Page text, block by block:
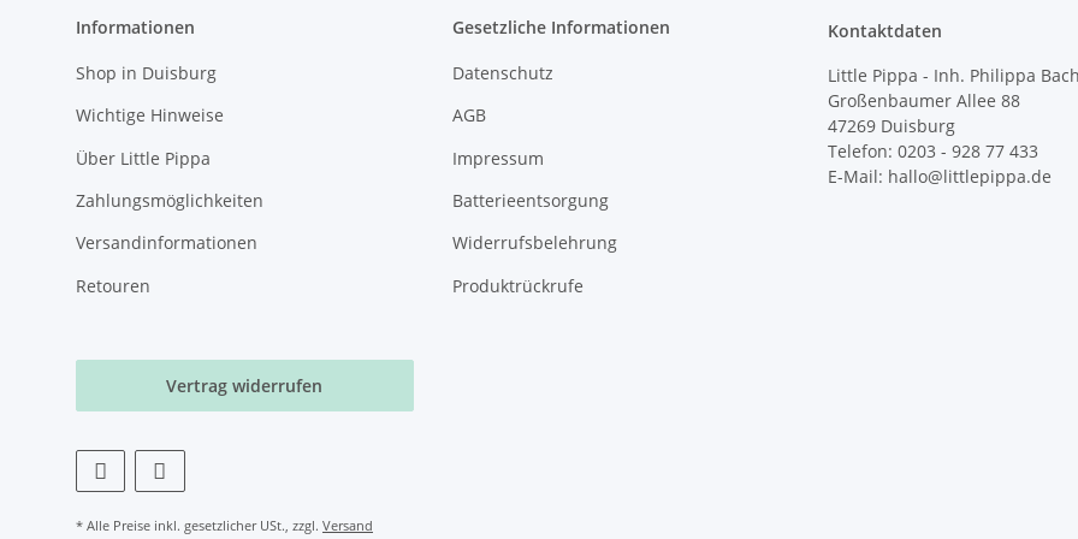
Informationen
Shop in Duisburg
Wichtige Hinweise
Über Little Pippa
Zahlungsmöglichkeiten
Versandinformationen
Retouren
Gesetzliche Informationen
Datenschutz
AGB
Impressum
Batterieentsorgung
Widerrufsbelehrung
Produktrückrufe
Kontaktdaten
Little Pippa - Inh. Philippa
Großenbaumer Allee 88
47269 Duisburg
Telefon: 0203 - 928 77 433
E-Mail: hallo@littlepippa.de
Vertrag widerrufen
* Alle Preise inkl. gesetzlicher USt., zzgl. Versand